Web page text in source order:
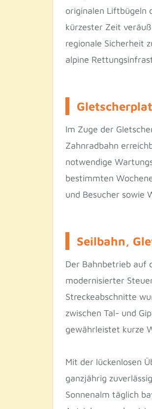
originalen Liftbügeln
kürzester Zeit
regionale Sicherheit
alpine
Im Zuge der
Zahnradbahn
notwendige
bestimmten
und Besucher sowie
Seilbahn,
Der Bahnbetrieb auf
modernisierter
Streckeabschnitte
zwischen Tal- und
gewährleistet kurze
Mit der lückenlosen
ganzjährig
Sonnenalm täglich